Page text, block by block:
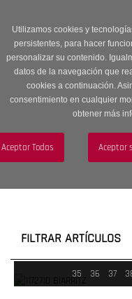
Utilizamos cookies y
persistentes, para hacer
personalizar su contenido.
datos de la navegación que
cookies a continuación.
consentimiento en cualquier
obtener más
descuento en
navigation
Menú
FILTRAR ARTÍCULOS
35 36 37